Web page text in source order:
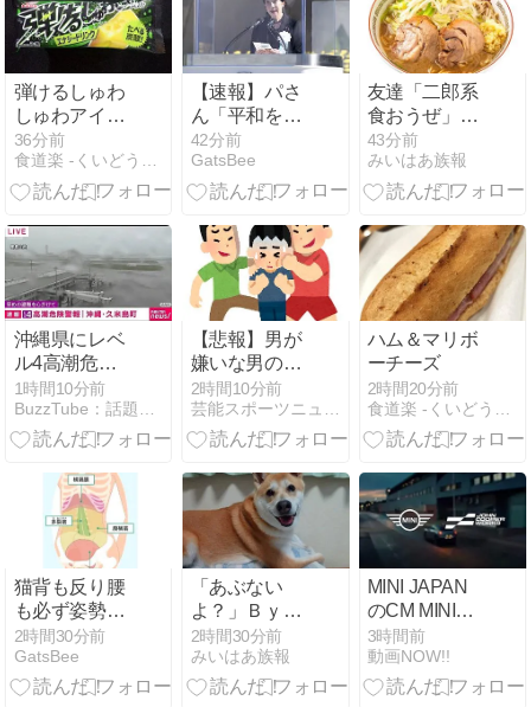
弾けるしゅわ
しゅわアイス
バー エナジー
ドリンク
36分前
食道楽 -くいどうらく-
【速報】パさ
ん「平和を願
う式典なのに
防弾ガラスと
防弾バッグ
相の悲劇や石
破前首相も同
環境だったこ
とは忘れる
42分前
GatsBee
友達「二郎系
食おうぜ」俺
「おうｗ」→
豚山
43分前
みいはあ族報
沖縄県にレベ
ル4高潮危険
警報 久米島町
で高潮による
浸水被害が発
まる(2026年8
月7日)
1時間10分前
【悲報】男が
嫌いな男の特
徴がこちらｗ
ｗｗｗｗｗｗ
ｗｗｗ
2時間10分前
ハム＆マリボ
ーチーズ
2時間20分前
猫背も反り腰
も必ず姿勢が
良くなる！理
学療法士が教
える「奇跡の
2時間30分前
GatsBee
「あぶない
よ？」Ｂｙひ
な
2時間30分前
みいはあ族報
MINI JAPAN
のCM MINI
ACEMAN「い
つもの街に、
スパイス
3時間前
動画NOW!!